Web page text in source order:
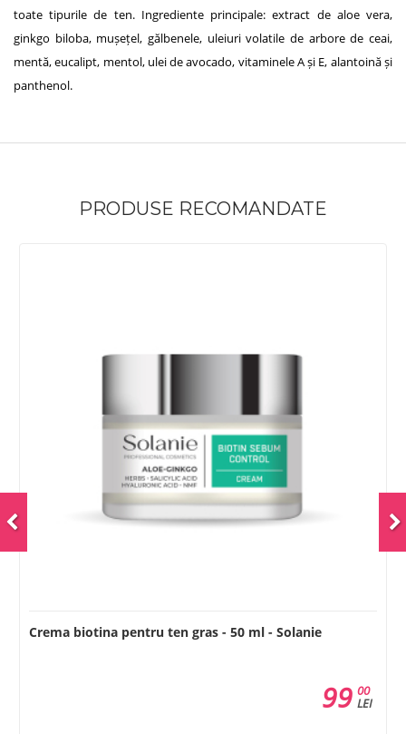
toate tipurile de ten. Ingrediente principale: extract de aloe vera,
ginkgo biloba, mușețel, gălbenele, uleiuri volatile de arbore de ceai,
mentă, eucalipt, mentol, ulei de avocado, vitaminele A și E, alantoină și
panthenol.
PRODUSE RECOMANDATE
Crema biotina pentru ten gras - 50 ml - Solanie
00
LEI
99